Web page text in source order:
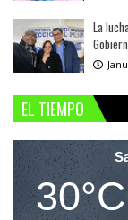
La
EL TIEMPO
30°C